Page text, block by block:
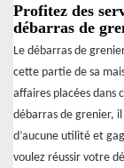
Profitez des
débarras de
Le débarras de
cette partie de sa
affaires placées dans
débarras de grenier,
d’aucune utilité et
voulez réussir votre